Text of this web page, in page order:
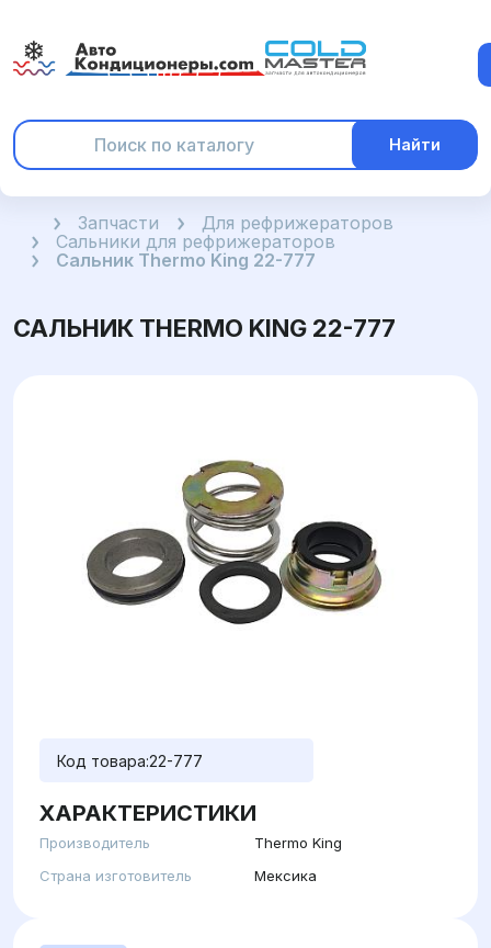
Найти
ГлавнаяЗапчасти
Для рефрижераторов
Сальники для рефрижераторов
Сальник Thermo King 22-777
САЛЬНИК THERMO KING 22-777
Код товара:22-777
ХАРАКТЕРИСТИКИ
Производитель
Thermo King
Страна изготовитель
Мексика